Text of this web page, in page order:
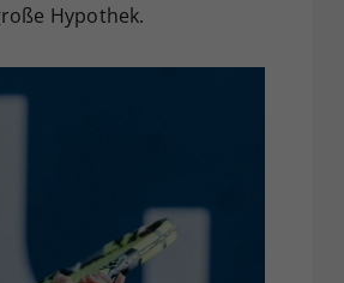
Hypothek.